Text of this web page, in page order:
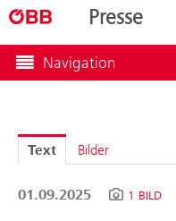
Presse
Navigation
Text Bilder
01.09.2025 1 BILD